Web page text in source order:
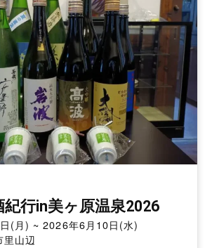
紀行in美ヶ原温泉2026
(月) ~ 2026年6月10日(水)
里山辺